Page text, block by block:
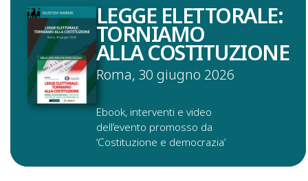
LEGGE ELETTORALE:
TORNIAMO
ALLA COSTITUZIONE
Roma, 30 giugno 2026
Ebook, interventi e video
dell’evento promosso da
‘Costituzione e democrazia’